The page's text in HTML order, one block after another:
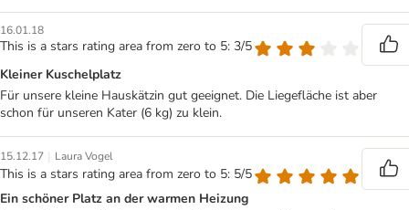
16.01.18
This is a stars rating area from zero to 5: 3/5
Kleiner Kuschelplatz
Für unsere kleine Hauskätzin gut geeignet. Die Liegefläche ist aber
schon für unseren Kater (6 kg) zu klein.
15.12.17 | Laura Vogel
This is a stars rating area from zero to 5: 5/5
Ein schöner Platz an der warmen Heizung